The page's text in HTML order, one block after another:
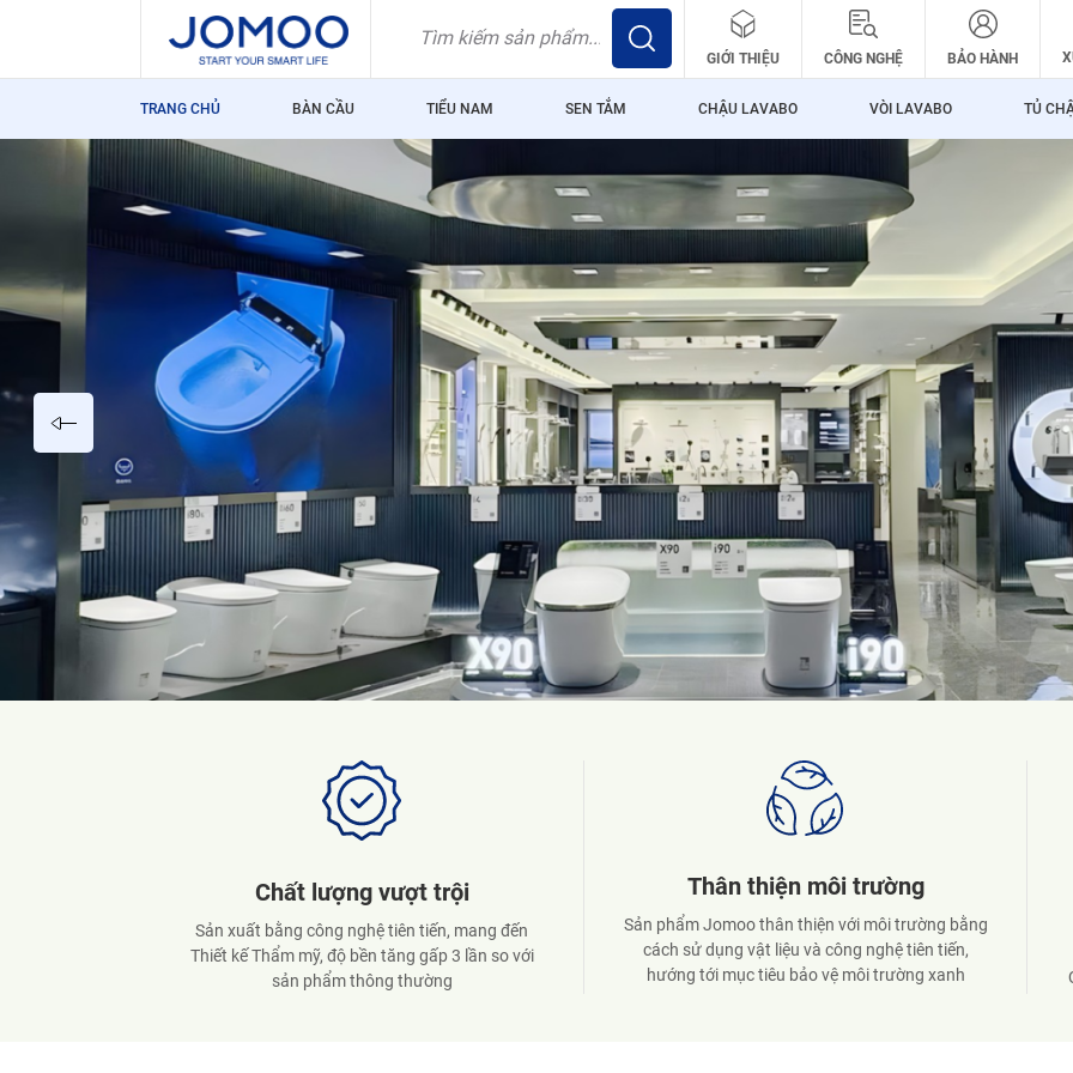
GIỚI THIỆU CÔNG NGHỆ BẢO HÀNH
TRANG CHỦ BÀN CẦU TIỂU NAM SEN TẮM CHẬU LAVABO VÒI LAVABO TỦ
Đảm bảo an toàn
Sản phẩm đạt tiêu chuẩn xuất khẩu thị trường EU,
Mỹ, Úc, Nhật... Đảm bảo an toàn cho sức khỏe
người tiêu dùng
Chất lượng vượt trội
Sản xuất bằng công nghệ tiên tiến, mang đến
Thiết kế Thẩm mỹ, độ bền tăng gấp 3 lần so với
sản phẩm thông thường